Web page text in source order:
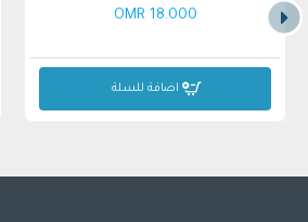
18.000 OMR
اضافة للسلة